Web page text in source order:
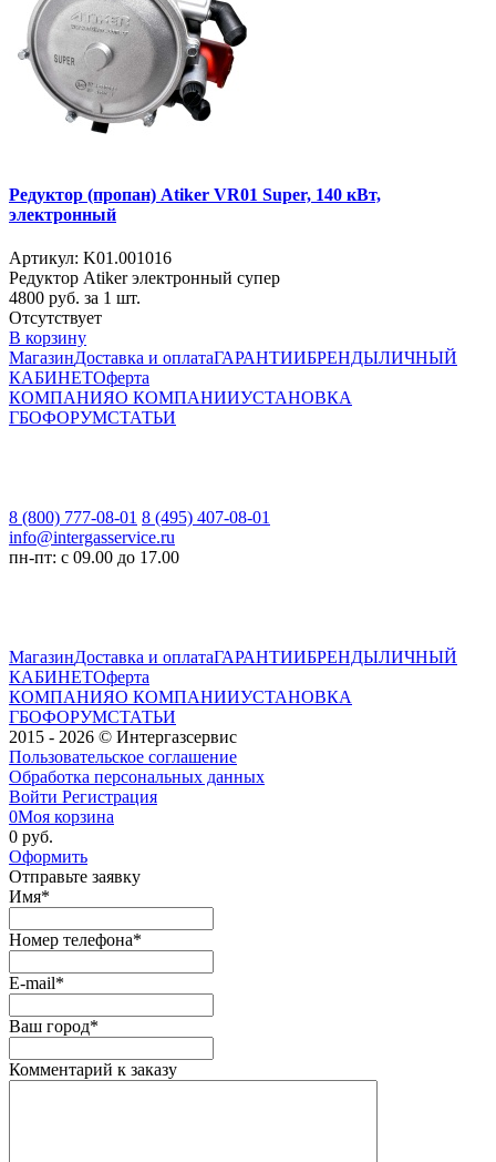
Редуктор (пропан) Atiker VR01 Super, 140 кВт,
электронный
Артикул: K01.001016
Редуктор Atiker электронный супер
4800 руб. за 1 шт.
Отсутствует
В корзину
МагазинДоставка и оплатаГАРАНТИИБРЕНДЫЛИЧНЫЙ
КАБИНЕТОферта
КОМПАНИЯО КОМПАНИИУСТАНОВКА
ГБОФОРУМСТАТЬИ
8 (800) 777-08-01 8 (495) 407-08-01
info@intergasservice.ru
пн-пт: с 09.00 до 17.00
МагазинДоставка и оплатаГАРАНТИИБРЕНДЫЛИЧНЫЙ
КАБИНЕТОферта
КОМПАНИЯО КОМПАНИИУСТАНОВКА
ГБОФОРУМСТАТЬИ
2015 - 2026 © Интергазсервис
Пользовательское соглашение
Обработка персональных данных
Войти Регистрация
0Моя корзина
0 руб.
Оформить
Отправьте заявку
Имя*
Номер телефона*
E-mail*
Ваш город*
Комментарий к заказу